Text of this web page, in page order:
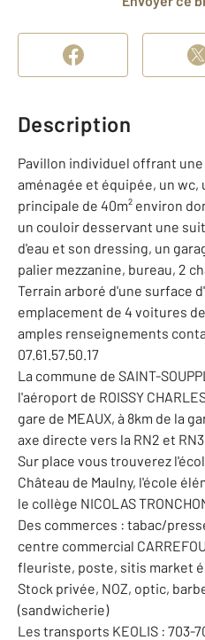
Description
Pavillon individuel offrant
aménagée et équipée, un wc,
principale de 40m² environ
un couloir desservant une
d'eau et son dressing, un
palier mezzanine, bureau, 2
Terrain arboré d'une surface
emplacement de 4 voitures
amples renseignements
07.61.57.50.17
La commune de SAINT-
l'aéroport de ROISSY
gare de MEAUX, à 8km de la
axe directe vers la RN2 et
Sur place vous trouverez
Château de Maulny, l'école
le collège NICOLAS
Des commerces : tabac/
centre commercial
fleuriste, poste, sitis market
Stock privée, NOZ, optic,
(sandwicherie)
Les transports KEOLIS : 703-